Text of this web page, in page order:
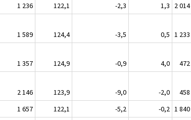
1 236 122,1 -2,3 1,3
2 014
1 589 124,4 -3,5 0,5 1 233
1 357 124,9 -0,9 4,0
472
2 146 123,9 -9,0 -2,0
458
1 657 122,1 -5,2 -0,2 1 840